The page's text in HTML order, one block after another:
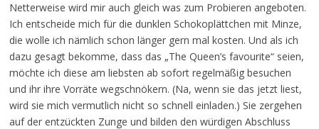
Netterweise wird mir auch gleich was zum Probieren angeboten.
Ich entscheide mich für die dunklen Schokoplättchen mit Minze,
die wolle ich nämlich schon länger gern mal kosten. Und als ich
dazu gesagt bekomme, dass das „The Queen’s favourite“ seien,
möchte ich diese am liebsten ab sofort regelmäßig besuchen
und ihr ihre Vorräte wegschnökern. (Na, wenn sie das jetzt liest,
wird sie mich vermutlich nicht so schnell einladen.) Sie zergehen
auf der entzückten Zunge und bilden den würdigen Abschluss